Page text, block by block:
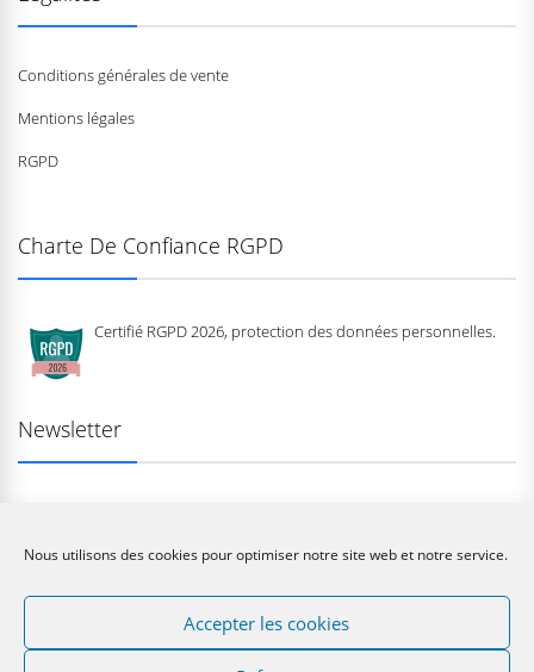
Nous utilisons des cookies pour optimiser notre site web et notre service.
Accepter les cookies
Conditions générales de vente
Mentions légales
RGPD
Charte De Confiance RGPD
Certifié RGPD 2026, protection des données personnelles.
Newsletter
Copyright © 2026
Copyright
All Rights Reserved.